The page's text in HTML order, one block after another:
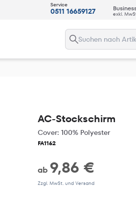
Service
0511 16659127 exkl.
AC-Stockschirm
Cover: 100% Polyester
FA1162
ab 9,86 €
Zzgl. MwSt. und Versand